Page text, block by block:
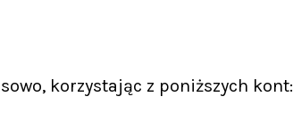
korzystając z poniższych kont: